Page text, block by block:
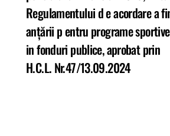
Regulamentului d e acordare a
anţării p entru programe
in fonduri publice, aprobat prin
H.C.L. Nr.47/13.09.2024